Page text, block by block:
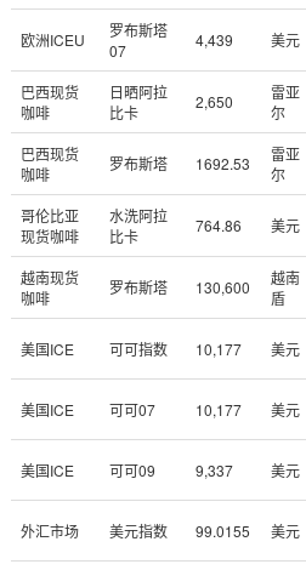
欧洲ICEU
罗布斯塔
07
4,439 美元
巴西现货
咖啡
日晒阿拉
比卡
2,650
雷亚
尔
巴西现货
咖啡
罗布斯塔 1692.53
雷亚
尔
哥伦比亚
现货咖啡
水洗阿拉
比卡
764.86 美元
越南现货
咖啡
罗布斯塔 130,600
越南
盾
美国ICE 可可指数 10,177 美元
美国ICE 可可07 10,177 美元
美国ICE 可可09 9,337 美元
外汇市场 美元指数 99.0155 美元